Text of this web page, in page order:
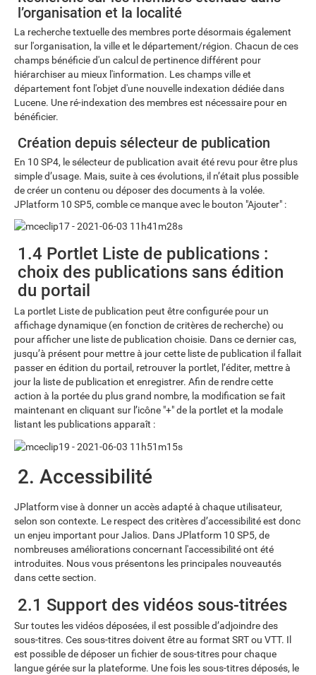
l’organisation et la localité
La recherche textuelle des membres porte désormais également
sur l'organisation, la ville et le département/région. Chacun de ces
champs bénéficie d'un calcul de pertinence différent pour
hiérarchiser au mieux l'information. Les champs ville et
département font l'objet d'une nouvelle indexation dédiée dans
Lucene. Une ré-indexation des membres est nécessaire pour en
bénéficier.
Création depuis sélecteur de publication
En 10 SP4, le sélecteur de publication avait été revu pour être plus
simple d’usage. Mais, suite à ces évolutions, il n’était plus possible
de créer un contenu ou déposer des documents à la volée.
JPlatform 10 SP5, comble ce manque avec le bouton "Ajouter" :
1.4 Portlet Liste de publications :
choix des publications sans édition
du portail
La portlet Liste de publication peut être configurée pour un
affichage dynamique (en fonction de critères de recherche) ou
pour afficher une liste de publication choisie. Dans ce dernier cas,
jusqu’à présent pour mettre à jour cette liste de publication il fallait
passer en édition du portail, retrouver la portlet, l’éditer, mettre à
jour la liste de publication et enregistrer. Afin de rendre cette
action à la portée du plus grand nombre, la modification se fait
maintenant en cliquant sur l’icône "+" de la portlet et la modale
listant les publications apparaît :
2. Accessibilité
JPlatform vise à donner un accès adapté à chaque utilisateur,
selon son contexte. Le respect des critères d’accessibilité est donc
un enjeu important pour Jalios. Dans JPlatform 10 SP5, de
nombreuses améliorations concernant l'accessibilité ont été
introduites. Nous vous présentons les principales nouveautés
dans cette section.
2.1 Support des vidéos sous-titrées
Sur toutes les vidéos déposées, il est possible d’adjoindre des
sous-titres. Ces sous-titres doivent être au format SRT ou VTT. Il
est possible de déposer un fichier de sous-titres pour chaque
langue gérée sur la plateforme. Une fois les sous-titres déposés, le